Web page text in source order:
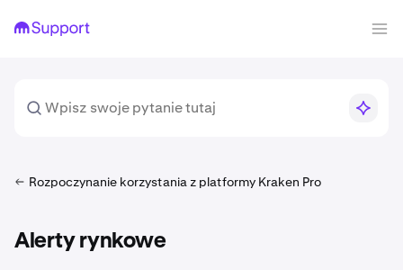
Rozpoczynanie korzystania z platformy Kraken Pro
Alerty rynkowe